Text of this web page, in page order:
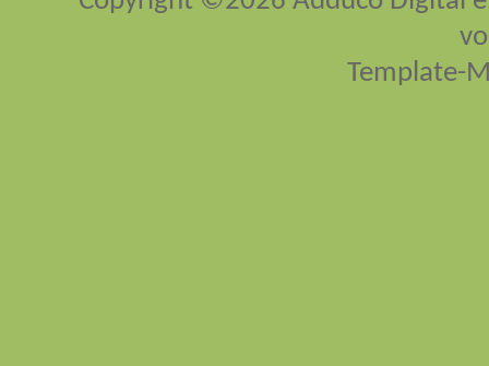
Template-